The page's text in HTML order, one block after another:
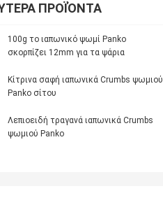
ΠΡΟΪΌΝΤΑ
100g το ιαπωνικό ψωμί Panko
σκορπίζει 12mm για τα ψάρια
Κίτρινα σαφή ιαπωνικά Crumbs ψωμιού
Panko σίτου
Λεπιοειδή τραγανά ιαπωνικά Crumbs
ψωμιού Panko